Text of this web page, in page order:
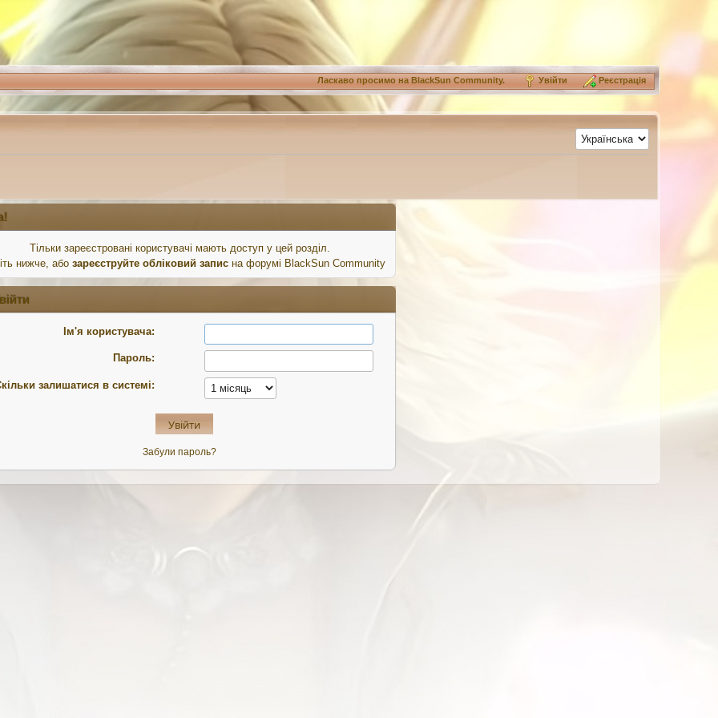
Ласкаво просимо на BlackSun Community. Увійти Реєстрація
Тільки зареєстровані користувачі мають доступ у цей розділ.
нижче, або зареєструйте обліковий записна форумі BlackSun Community
Ім'я користувача:
Пароль:
залишатися в системі:
Забули пароль?